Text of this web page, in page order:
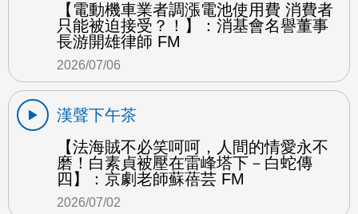
【電動機車業者調漲電池使用費 消費者
只能被迫接受？！】：消基會名譽董事
長游開雄律師 FM
2026/07/06
漢聲下午茶
【法海賊不必笑呵呵，人間的情愛永不
磨！白素貞被壓在雷峰塔下－白蛇傳
四】：京劇老師蘇蓓芸 FM
2026/07/02